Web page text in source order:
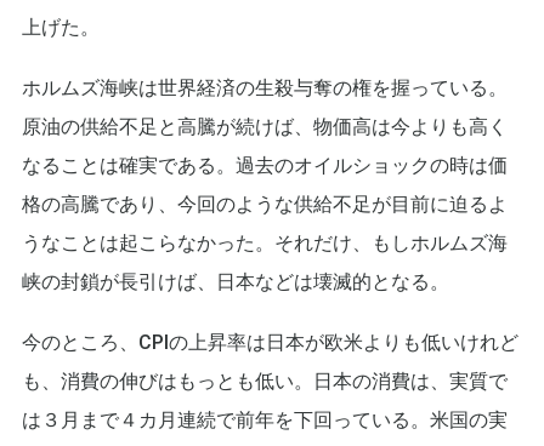
上げた。
ホルムズ海峡は世界経済の生殺与奪の権を握っている。
原油の供給不足と高騰が続けば、物価高は今よりも高く
なることは確実である。過去のオイルショックの時は価
格の高騰であり、今回のような供給不足が目前に迫るよ
うなことは起こらなかった。それだけ、もしホルムズ海
峡の封鎖が長引けば、日本などは壊滅的となる。
今のところ、CPIの上昇率は日本が欧米よりも低いけれど
も、消費の伸びはもっとも低い。日本の消費は、実質で
は３月まで４カ月連続で前年を下回っている。米国の実